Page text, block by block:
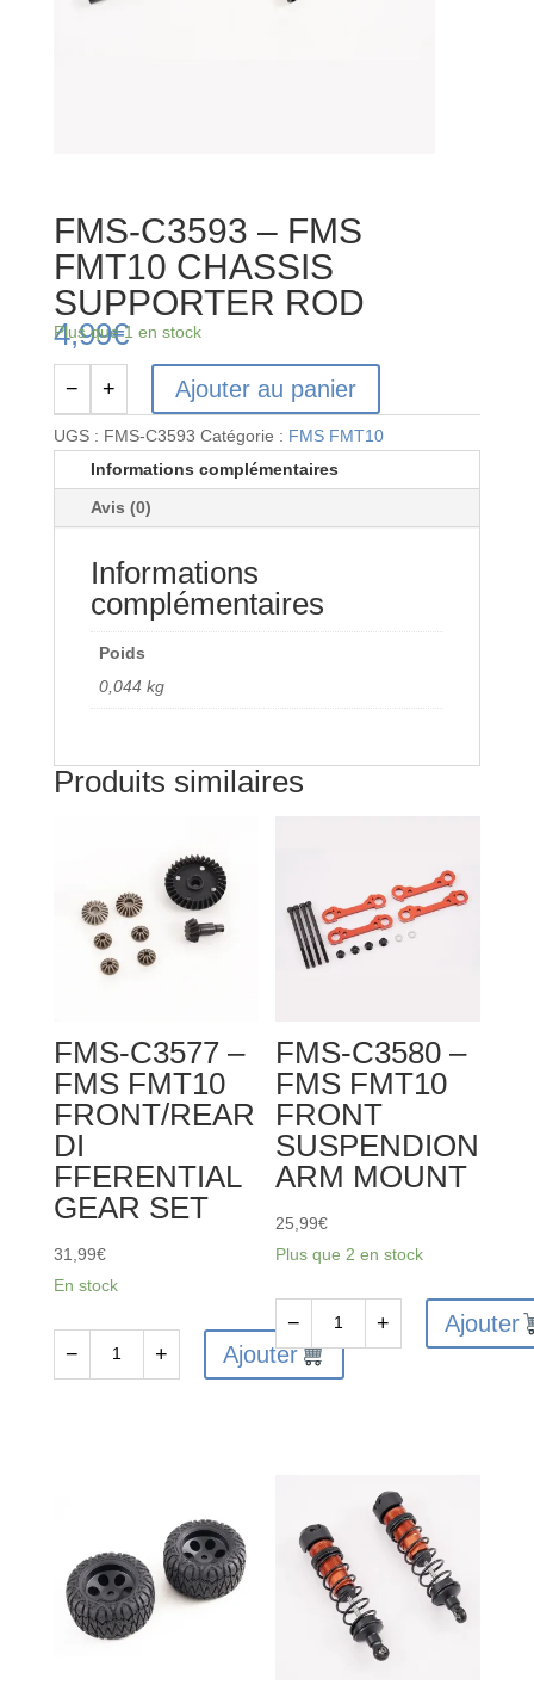
FMS-C3593 – FMS
FMT10 CHASSIS
SUPPORTER ROD
4,99€
Plus que 1 en stock
quantité
de
FMS-
FMT10
SUPPORTER
− + Ajouter au panier
UGS : FMS-C3593 Catégorie : FMS FMT10
Informations complémentaires
Avis (0)
Informations
complémentaires
Poids
0,044 kg
Produits similaires
FMS-C3577 –
FMS FMT10
FRONT/REAR
DI
FFERENTIAL
GEAR SET
31,99€
En stock
FMT10
FRONT/REAR
DI
FFERENTIAL
− + Ajouter
FMS-C3580 –
FMS FMT10
FRONT
SUSPENDION
ARM MOUNT
25,99€
Plus que 2 en stock
de
FMT10
FRONT
SUSPENDION
− + Ajouter